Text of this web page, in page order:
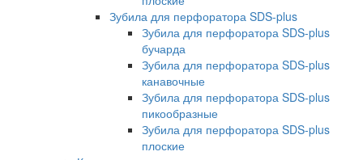
Зубила для перфоратора SDS-plus
Зубила для перфоратора SDS-plus
бучарда
Зубила для перфоратора SDS-plus
канавочные
Зубила для перфоратора SDS-plus
пикообразные
Зубила для перфоратора SDS-plus
плоские